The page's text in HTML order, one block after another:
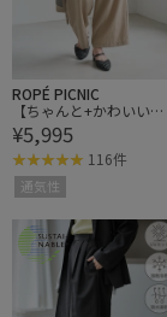
ROPÉ PICNIC
【ちゃんと+かわいい保
証】エアリーリネンライ
ク タックワイドパンツ/U
Vカット・速乾
¥5,995
116件
通気性